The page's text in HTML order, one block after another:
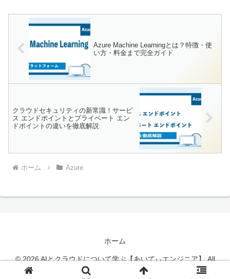
Azure Machine Learningとは？特徴・使
い方・料金まで完全ガイド
クラウドセキュリティの新常識！サービ
ス エンドポイントとプライベート エン
ドポイントの違いを徹底解説
ホーム Azure
ホーム
© 2026 AIとクラウドについて学ぶ【あいてぃエンジニア】 All
Rights Reserved.